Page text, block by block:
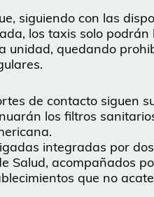
siguiendo con las
los taxis solo
unidad, quedando
de contacto siguen
los filtros
integradas por
Salud, acompañados
que no